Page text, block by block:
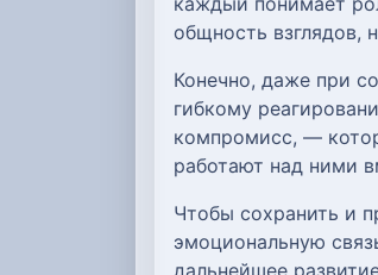
общность взглядов,
Конечно, даже при
гибкому
компромисс, —
работают над ними
Чтобы сохранить и
эмоциональную
дальнейшее